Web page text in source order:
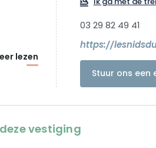
lezen
03 29 82 49 41
https://
Stuur ons een
vestiging